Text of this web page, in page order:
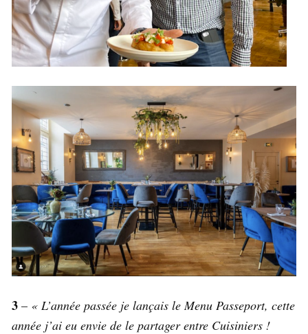
3 – « L’année passée je lançais le Menu Passeport, cette
année j’ai eu envie de le partager entre Cuisiniers !